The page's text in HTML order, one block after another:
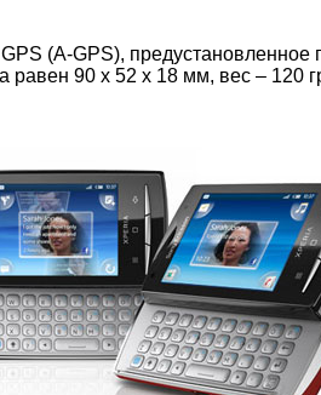
(A-GPS),
равен 90 x 52 x 18 мм, вес – 120